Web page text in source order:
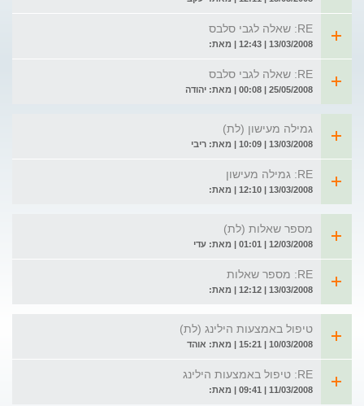
RE: שאלה לגבי סלבס
13/03/2008 | 12:43 | מאת:
RE: שאלה לגבי סלבס
25/05/2008 | 00:08 | מאת: יהודה
גמילה מעישון (לת)
13/03/2008 | 10:09 | מאת: ריבי
RE: גמילה מעישון
13/03/2008 | 12:10 | מאת:
מספר שאלות (לת)
12/03/2008 | 01:01 | מאת: עדי
RE: מספר שאלות
13/03/2008 | 12:12 | מאת:
טיפול באמצעות הילינג (לת)
10/03/2008 | 15:21 | מאת: אוהד
RE: טיפול באמצעות הילינג
11/03/2008 | 09:41 | מאת: